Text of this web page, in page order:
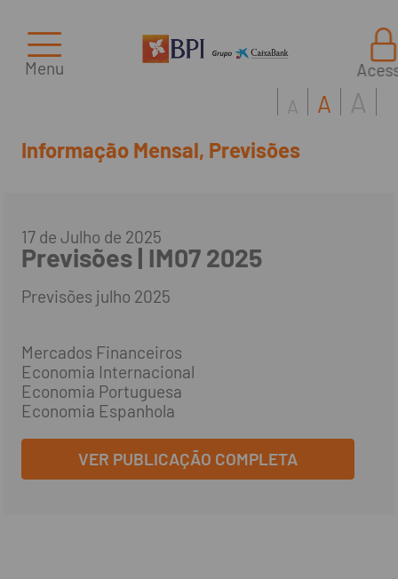
Menu
Informação Mensal, Previsões
A A A
17 de Julho de 2025
Previsões | IM07 2025
Previsões julho 2025
Mercados Financeiros
Economia Internacional
Economia Portuguesa
Economia Espanhola
VER PUBLICAÇÃO COMPLETA